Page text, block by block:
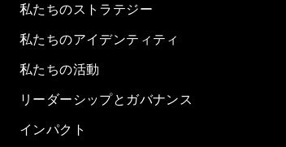
私たちのストラテジー
私たちのアイデンティティ
私たちの活動
リーダーシップとガバナンス
インパクト